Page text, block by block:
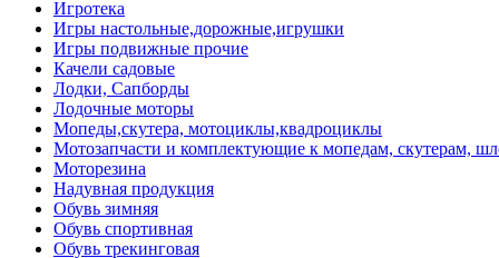
Игротека
Игры настольные,дорожные,игрушки
Игры подвижные прочие
Качели садовые
Лодки, Сапборды
Лодочные моторы
Мопеды,скутера, мотоциклы,квадроциклы
Мотозапчасти и комплектующие к мопедам, скутерам,
Моторезина
Надувная продукция
Обувь зимняя
Обувь спортивная
Обувь трекинговая